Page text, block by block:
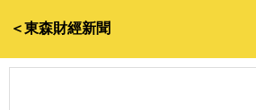
＜東森財經新聞